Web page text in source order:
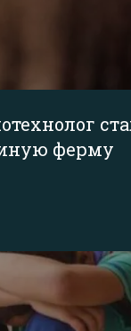
ферму